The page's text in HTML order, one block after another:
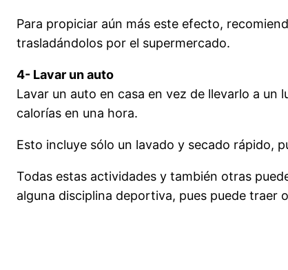
Para propiciar aún más este efecto,
trasladándolos por el supermercado.
4- Lavar un auto
Lavar un auto en casa en vez de llevarlo a
calorías en una hora.
Esto incluye sólo un lavado y secado rápido,
Todas estas actividades y también otras
alguna disciplina deportiva, pues puede